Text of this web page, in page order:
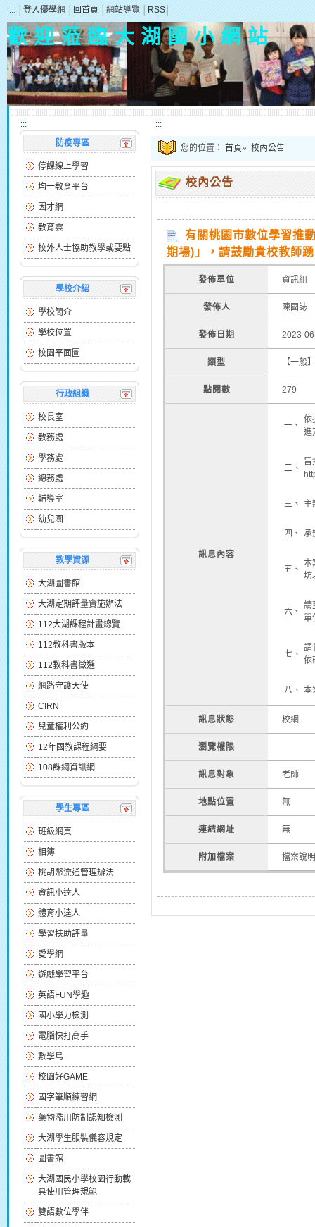
::: 登入優學網 回首頁 網站導覽 RSS
歡 迎 蒞 臨 大 湖 國 小 網 站
:::
防疫專區
停課線上學習
均一教育平台
因才網
教育雲
校外人士協助教學或要點
學校介紹
學校簡介
學校位置
校園平面圖
行政組織
校長室
教務處
學務處
總務處
輔導室
幼兒園
教學資源
大湖圖書館
大湖定期評量實施辦法
112大湖課程計畫總覽
112教科書版本
112教科書徵選
網路守護天使
CIRN
兒童權利公約
12年國教課程綱要
108課綱資訊網
學生專區
班級網頁
相簿
桃胡幣流通管理辦法
資訊小達人
體育小達人
學習扶助評量
愛學網
遊戲學習平台
英語FUN學趣
國小學力檢測
電腦快打高手
數學島
校園好GAME
國字筆順練習網
藥物濫用防制認知檢測
大湖學生服裝儀容規定
圖書館
大湖國民小學校園行動載
具使用管理規範
雙語數位學伴
:::
您的位置： 首頁» 校內公告
校內公告
有關桃園市數位學習推
期場)」，請鼓勵貴校教師
發佈單位 資訊組
發佈人 陳國誌
發佈日期 2023-
類型 【一般】
點閱數 279
訊息內容
一、
依
進
二、
旨
三、 主
四、 承
五、
本
坊
六、
請
單
七、
請
依
八、 本
訊息狀態 校網
瀏覽權限
訊息對象 老師
地點位置 無
連結網址 無
附加檔案 檔案說